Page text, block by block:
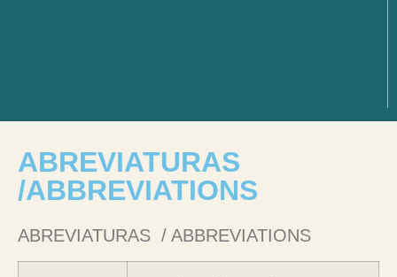
ABREVIATURAS
/ABBREVIATIONS
ABREVIATURAS / ABBREVIATIONS